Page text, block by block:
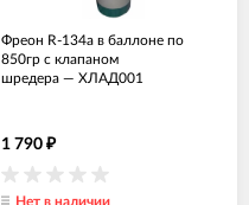
Фреон R-134a в баллоне по
850гр с клапаном
шредера — ХЛАД001
1 790 ₽
Нет в наличии